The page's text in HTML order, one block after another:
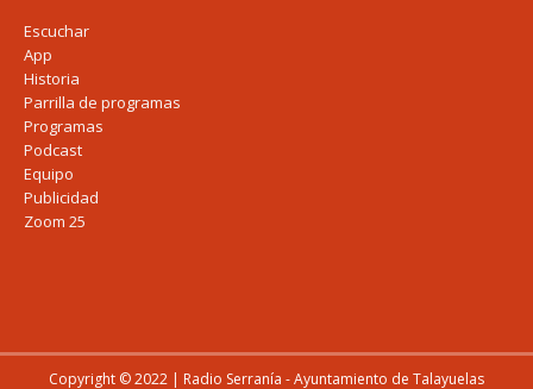
Escuchar
App
Historia
Parrilla de programas
Programas
Podcast
Equipo
Publicidad
Zoom 25
Copyright © 2022 | Radio Serranía - Ayuntamiento de Talayuelas